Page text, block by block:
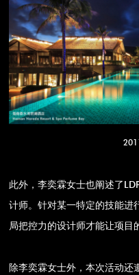
此外，李奕霖女士也阐述了
计师。针对某一特定的技能进
局把控力的设计师才能让项目
除李奕霖女士外，本次活动还